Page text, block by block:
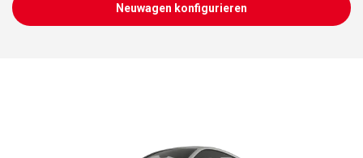
Neuwagen konfigurieren